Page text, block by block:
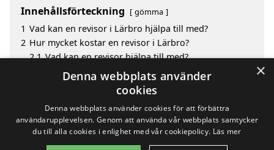
Innehållsförteckning gömma
1 Vad kan en revisor i Lärbro hjälpa till med?
2 Hur mycket kostar en revisor i Lärbro?
2.1 Vad kan en revisor hjälpa till med?
Fördelar med att välja revisor i Lärbro
Sök efter en skicklig revisor i de omgivande städerna
×
Denna webbplats använder
cookies
Denna webbplats använder cookies för att förbättra
användarupplevelsen. Genom att använda vår webbplats samtycker
du till alla cookies i enlighet med vår cookiepolicy. Läs mer